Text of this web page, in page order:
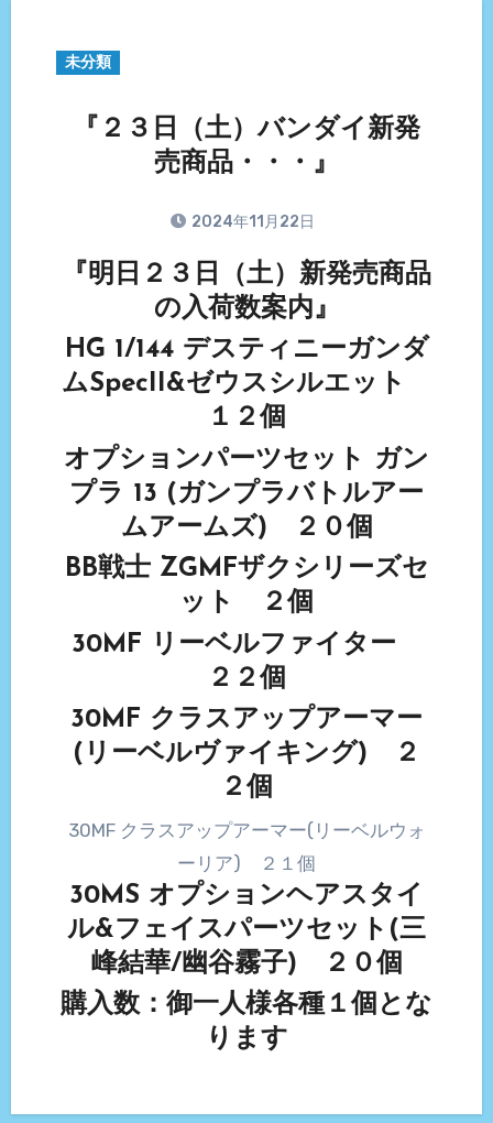
未分類
『２３日（土）バンダイ新発
売商品・・・』
2024年11月22日
『明日２３日（土）新発売商品
の入荷数案内』
HG 1/144 デスティニーガンダ
ムSpecII&ゼウスシルエット
１２個
オプションパーツセット ガン
プラ 13 (ガンプラバトルアー
ムアームズ) ２０個
BB戦士 ZGMFザクシリーズセ
ット ２個
30MF リーベルファイター
２２個
30MF クラスアップアーマー
(リーベルヴァイキング) ２
２個
30MF クラスアップアーマー(リーベルウォ
ーリア) ２１個
30MS オプションヘアスタイ
ル&フェイスパーツセット(三
峰結華/幽谷霧子) ２０個
購入数：御一人様各種１個とな
ります